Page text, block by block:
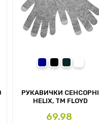
РУКАВИЧКИ СЕНСОРНІ
HELIX, TM FLOYD
Ціна
69.98